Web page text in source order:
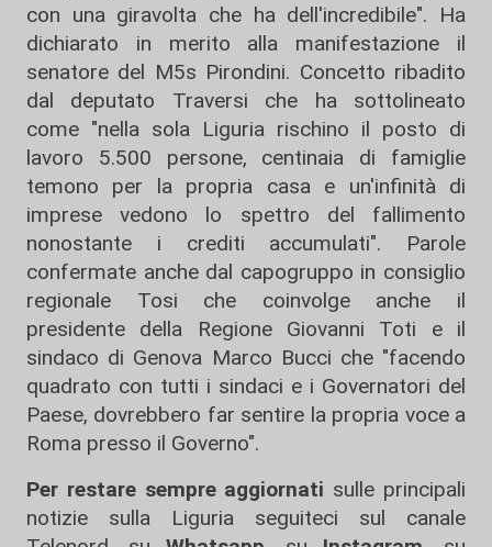
con una giravolta che ha dell'incredibile". Ha
dichiarato in merito alla manifestazione il
senatore del M5s Pirondini. Concetto ribadito
dal deputato Traversi che ha sottolineato
come "nella sola Liguria rischino il posto di
lavoro 5.500 persone, centinaia di famiglie
temono per la propria casa e un'infinità di
imprese vedono lo spettro del fallimento
nonostante i crediti accumulati". Parole
confermate anche dal capogruppo in consiglio
regionale Tosi che coinvolge anche il
presidente della Regione Giovanni Toti e il
sindaco di Genova Marco Bucci che "facendo
quadrato con tutti i sindaci e i Governatori del
Paese, dovrebbero far sentire la propria voce a
Roma presso il Governo".
Per restare sempre aggiornati sulle principali
notizie sulla Liguria seguiteci sul canale